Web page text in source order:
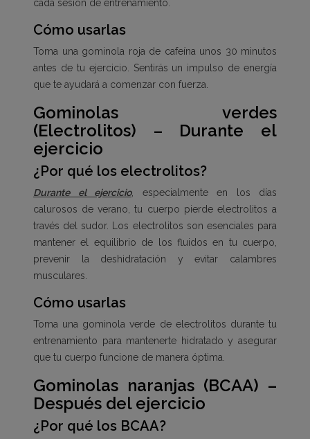
cada sesión de entrenamiento.
Cómo usarlas
Toma una gominola roja de cafeína unos 30 minutos
antes de tu ejercicio. Sentirás un impulso de energía
que te ayudará a comenzar con fuerza.
Gominolas verdes
(Electrolitos) – Durante el
ejercicio
¿Por qué los electrolitos?
Durante el ejercicio, especialmente en los días
calurosos de verano, tu cuerpo pierde electrolitos a
través del sudor. Los electrolitos son esenciales para
mantener el equilibrio de los fluidos en tu cuerpo,
prevenir la deshidratación y evitar calambres
musculares.
Cómo usarlas
Toma una gominola verde de electrolitos durante tu
entrenamiento para mantenerte hidratado y asegurar
que tu cuerpo funcione de manera óptima.
Gominolas naranjas (BCAA) –
Después del ejercicio
¿Por qué los BCAA?